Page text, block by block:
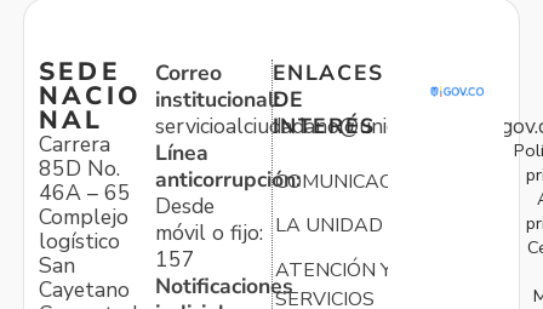
SEDE
NACIO
NAL
Carrera
85D No.
46A – 65
Complejo
logístico
San
Cayetano
Correo
institucional:
Línea
anticorrupción:
Desde
móvil o fijo:
157
Notificaciones
ENLACES
DE
INTERÉS
COMUNICACIONES
LA UNIDAD
ATENCIÓN Y
SERVICIOS